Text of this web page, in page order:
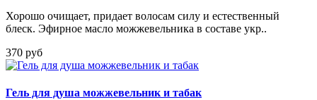
Хорошо очищает, придает волосам силу и естественный
блеск. Эфирное масло можжевельника в составе укр..
370 руб
Гель для душа можжевельник и табак